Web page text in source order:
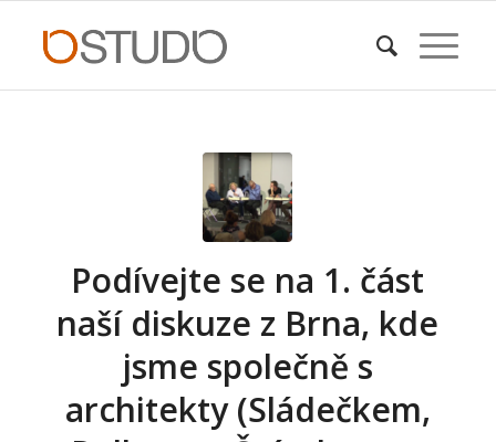
Podívejte se na 1. část
naší diskuze z Brna, kde
jsme společně s
architekty (Sládečkem,